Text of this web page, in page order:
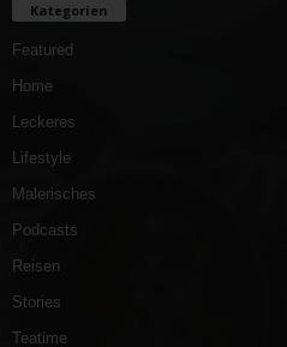
Kategorien
Featured
Home
Leckeres
Lifestyle
Malerisches
Podcasts
Reisen
Stories
Teatime